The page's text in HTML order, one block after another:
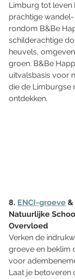
Limburg tot leven
prachtige
rondom B&Be
schilderachtige
heuvels,
groen. B&Be
uitvalsbasis voor
die de Limburgse
ontdekken.
8. ENCI-groeve &
Natuurlijke
Overvloed
Verken de
groeve en beklim
voor
Laat je betoveren